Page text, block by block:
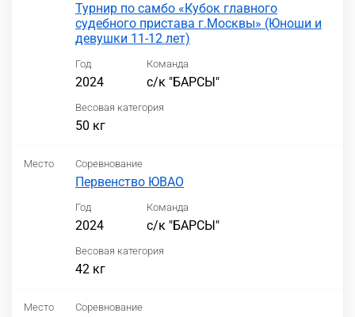
Турнир по самбо «Кубок главного
судебного пристава г.Москвы» (Юноши и
девушки 11-12 лет)
Год
2024
Команда
с/к "БАРСЫ"
Весовая категория
50 кг
Место Соревнование
Первенство ЮВАО
Год
2024
Команда
с/к "БАРСЫ"
Весовая категория
42 кг
Место Соревнование